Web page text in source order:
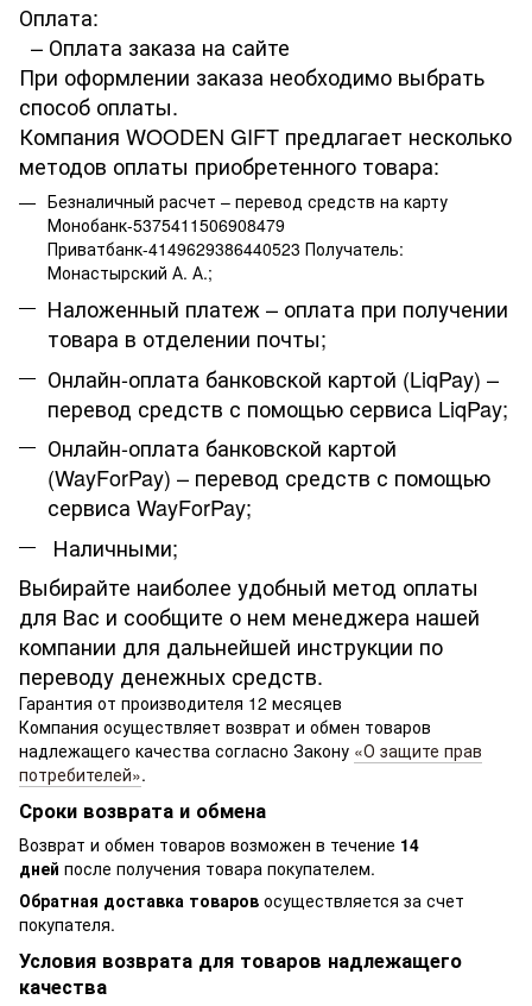
Оплата:
– Оплата заказа на сайте
При оформлении заказа необходимо выбрать
способ оплаты.
Компания WOODEN GIFT предлагает несколько
методов оплаты приобретенного товара:
Безналичный расчет – перевод средств на карту
Монобанк-5375411506908479
Приватбанк-4149629386440523 Получатель:
Монастырский А. А.;
Наложенный платеж – оплата при получении
товара в отделении почты;
Онлайн-оплата банковской картой (LiqPay) –
перевод средств с помощью сервиса LiqPay;
Онлайн-оплата банковской картой
(WayForPay) – перевод средств с помощью
сервиса WayForPay;
Наличными;
Выбирайте наиболее удобный метод оплаты
для Вас и сообщите о нем менеджера нашей
компании для дальнейшей инструкции по
переводу денежных средств.
Гарантия от производителя 12 месяцев
Компания осуществляет возврат и обмен товаров
надлежащего качества согласно Закону «О защите прав
потребителей».
Сроки возврата и обмена
Возврат и обмен товаров возможен в течение 14
дней после получения товара покупателем.
Обратная доставка товаров осуществляется за счет
покупателя.
Условия возврата для товаров надлежащего
качества